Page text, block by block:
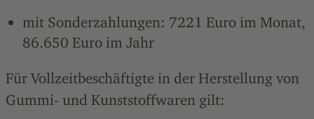
mit Sonderzahlungen: 7221 Euro im Monat,
86.650 Euro im Jahr
Für Vollzeitbeschäftigte in der Herstellung von
Gummi- und Kunststoffwaren gilt: